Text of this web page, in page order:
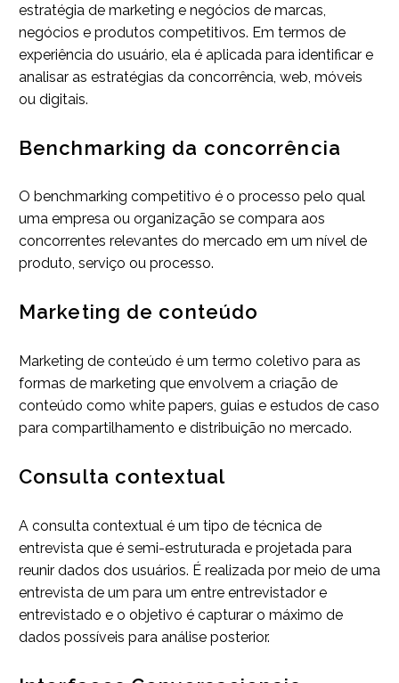
estratégia de marketing e negócios de marcas,
negócios e produtos competitivos. Em termos de
experiência do usuário, ela é aplicada para identificar e
analisar as estratégias da concorrência, web, móveis
ou digitais.
Benchmarking da concorrência
O benchmarking competitivo é o processo pelo qual
uma empresa ou organização se compara aos
concorrentes relevantes do mercado em um nível de
produto, serviço ou processo.
Marketing de conteúdo
Marketing de conteúdo é um termo coletivo para as
formas de marketing que envolvem a criação de
conteúdo como white papers, guias e estudos de caso
para compartilhamento e distribuição no mercado.
Consulta contextual
A consulta contextual é um tipo de técnica de
entrevista que é semi-estruturada e projetada para
reunir dados dos usuários. É realizada por meio de uma
entrevista de um para um entre entrevistador e
entrevistado e o objetivo é capturar o máximo de
dados possíveis para análise posterior.